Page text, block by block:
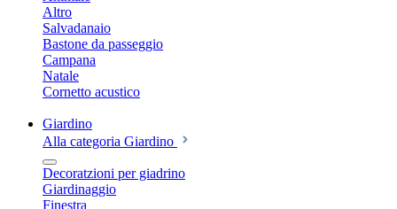
Altro
Salvadanaio
Bastone da passeggio
Campana
Natale
Cornetto acustico
Giardino
Alla categoria Giardino
Decoratzioni per giadrino
Giardinaggio
Finestra